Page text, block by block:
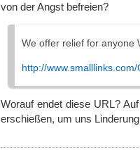
von der Angst befreien?
We offer relief for anyone
http://www.smalllinks.com/
Worauf endet diese URL? Auf
erschießen, um uns